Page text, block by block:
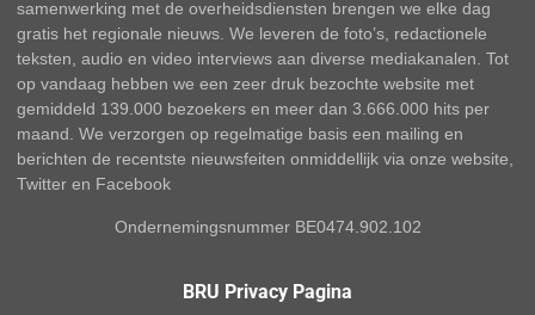
samenwerking met de overheidsdiensten brengen we elke dag
gratis het regionale nieuws. We leveren de foto’s, redactionele
teksten, audio en video interviews aan diverse mediakanalen. Tot
op vandaag hebben we een zeer druk bezochte website met
gemiddeld 139.000 bezoekers en meer dan 3.666.000 hits per
maand. We verzorgen op regelmatige basis een mailing en
berichten de recentste nieuwsfeiten onmiddellijk via onze website,
Twitter en Facebook
Ondernemingsnummer BE0474.902.102
BRU Privacy Pagina